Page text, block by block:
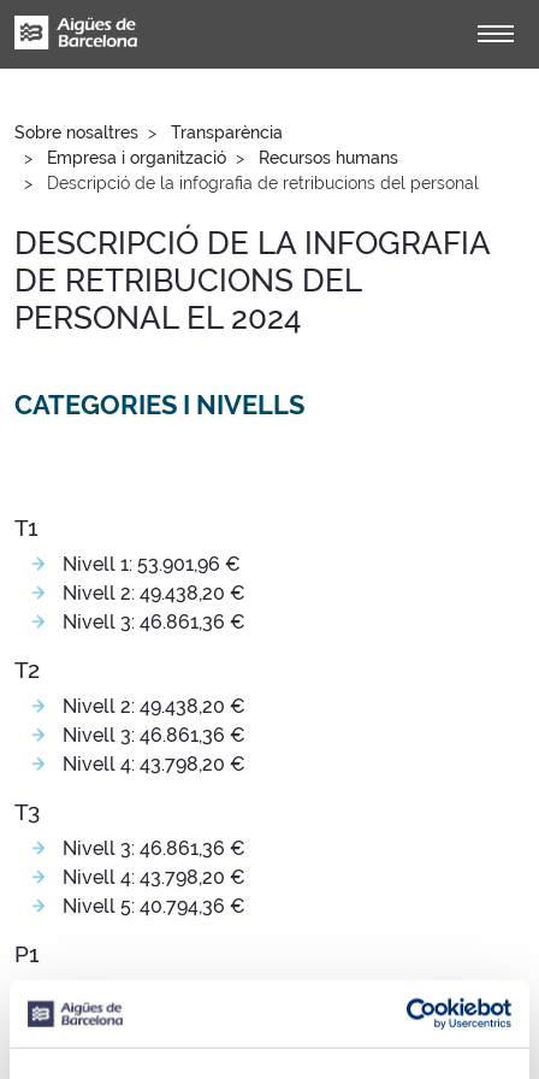
Sobre nosaltres
Transparència
Empresa i organització
Recursos humans
Descripció de la infografia de retribucions del personal
DESCRIPCIÓ DE LA INFOGRAFIA
DE RETRIBUCIONS DEL
PERSONAL EL 2024
CATEGORIES I NIVELLS
T1
Nivell 1: 53.901,96 €
Nivell 2: 49.438,20 €
Nivell 3: 46.861,36 €
T2
Nivell 2: 49.438,20 €
Nivell 3: 46.861,36 €
Nivell 4: 43.798,20 €
T3
Nivell 3: 46.861,36 €
Nivell 4: 43.798,20 €
Nivell 5: 40.794,36 €
P1
Nivell 3: 46.861,36 €
Nivell 4: 43.798,20 €